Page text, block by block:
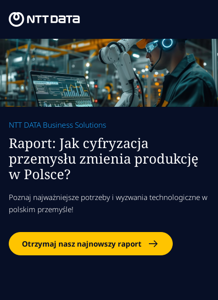
NTT DATA Business Solutions
Raport: Jak cyfryzacja
przemysłu zmienia produkcję
w Polsce?
Poznaj najważniejsze potrzeby i wyzwania technologiczne w
polskim przemyśle!
Otrzymaj nasz najnowszy raport